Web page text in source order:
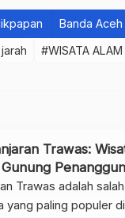
Banda Aceh
#WISATA ALAM
Trawas:
Trawas adalah
yang paling populer